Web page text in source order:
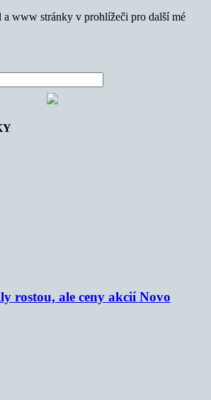
a www stránky v prohlížeči pro další mé
rostou, ale ceny akcií Novo